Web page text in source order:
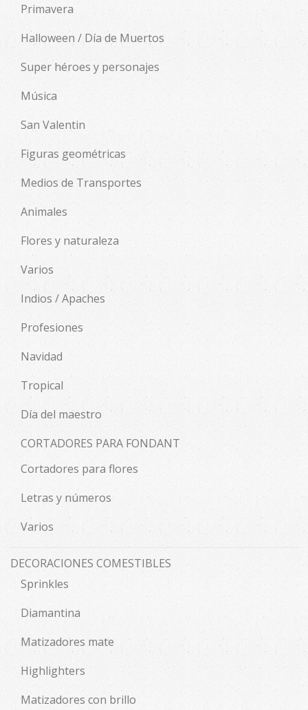
Primavera
Halloween / Día de Muertos
Super héroes y personajes
Música
San Valentin
Figuras geométricas
Medios de Transportes
Animales
Flores y naturaleza
Varios
Indios / Apaches
Profesiones
Navidad
Tropical
Día del maestro
CORTADORES PARA FONDANT
Cortadores para flores
Letras y números
Varios
DECORACIONES COMESTIBLES
Sprinkles
Diamantina
Matizadores mate
Highlighters
Matizadores con brillo